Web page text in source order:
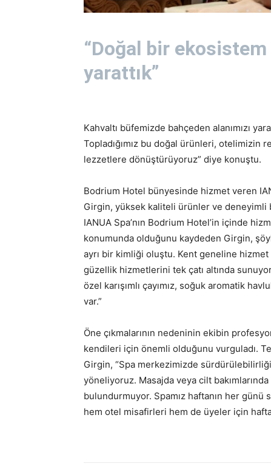
“Doğal bir ekosistem
yarattık”
Kahvaltı büfemizde bahçeden alanımızı
Topladığımız bu doğal ürünleri, otelimizin
lezzetlere dönüştürüyoruz” diye konuştu.
Bodrium Hotel bünyesinde hizmet veren
Girgin, yüksek kaliteli ürünler ve deneyimli
IANUA Spa’nın Bodrium Hotel’in içinde
konumunda olduğunu kaydeden Girgin,
ayrı bir kimliği oluştu. Kent geneline hizmet
güzellik hizmetlerini tek çatı altında
özel karışımlı çayımız, soğuk aromatik
var.”
Öne çıkmalarının nedeninin ekibin
kendileri için önemli olduğunu vurguladı.
Girgin, “Spa merkezimizde
yöneliyoruz. Masajda veya cilt
bulundurmuyor. Spamız haftanın her günü
hem otel misafirleri hem de üyeler için